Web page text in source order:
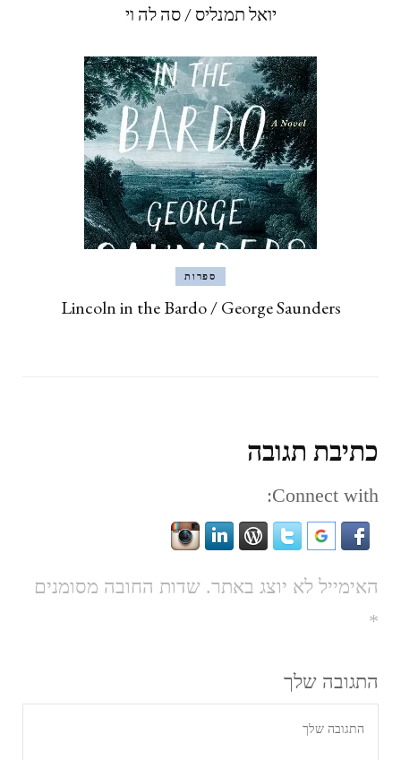
יואל תמנליס / סה לה וי
ספרות
Lincoln in the Bardo / George Saunders
כתיבת תגובה
Connect with:
האימייל לא יוצג באתר. שדות החובה מסומנים
*
התגובה שלך